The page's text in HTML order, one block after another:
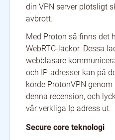
din VPN server plötsligt
avbrott.
Med Proton så finns det
WebRTC-läckor. Dessa
webbläsare
och IP-adresser kan på
körde ProtonVPN
denna recension, och
vår verkliga Ip adress ut.
Secure core teknologi